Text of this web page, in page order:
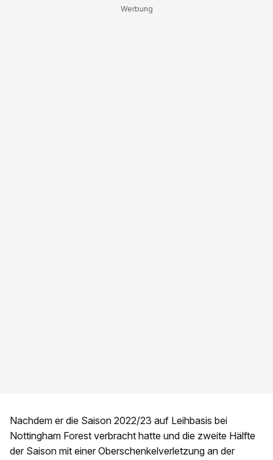
Nachdem er die Saison 2022/23 auf Leihbasis bei
Nottingham Forest verbracht hatte und die zweite Hälfte
der Saison mit einer Oberschenkelverletzung an der